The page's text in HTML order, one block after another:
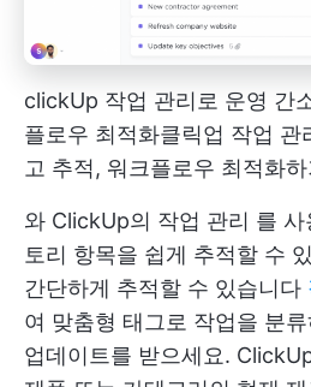
clickUp 작업 관리로 운영 간
플로우 최적화클릭업 작업 관
고 추적, 워크플로우 최적화하
와 ClickUp의 작업 관리 를 사
토리 항목을 쉽게 추적할 수
간단하게 추적할 수 있습니다
여 맞춤형 태그로 작업을 분
업데이트를 받으세요.